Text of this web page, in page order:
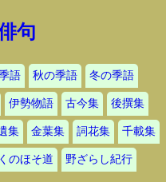
句
語 秋の季語 冬の季語
伊勢物語 古今集 後撰集
集 金葉集 詞花集 千載集
のほそ道 野ざらし紀行